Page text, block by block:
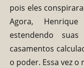
pois eles
Agora,
estendendo
casamentos
o poder. Essa vez